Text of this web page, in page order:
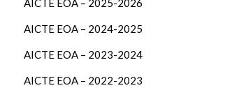
AICTE EOA – 2025-2026
AICTE EOA – 2024-2025
AICTE EOA – 2023-2024
AICTE EOA – 2022-2023